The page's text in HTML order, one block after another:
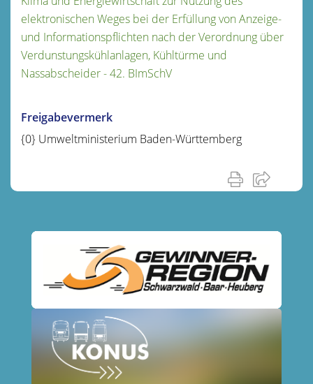
elektronischen Weges bei der Erfüllung von Anzeige-
und Informationspflichten nach der Verordnung über
Verdunstungskühlanlagen, Kühltürme und
Nassabscheider - 42. BImSchV
Freigabevermerk
{0} Umweltministerium Baden-Württemberg